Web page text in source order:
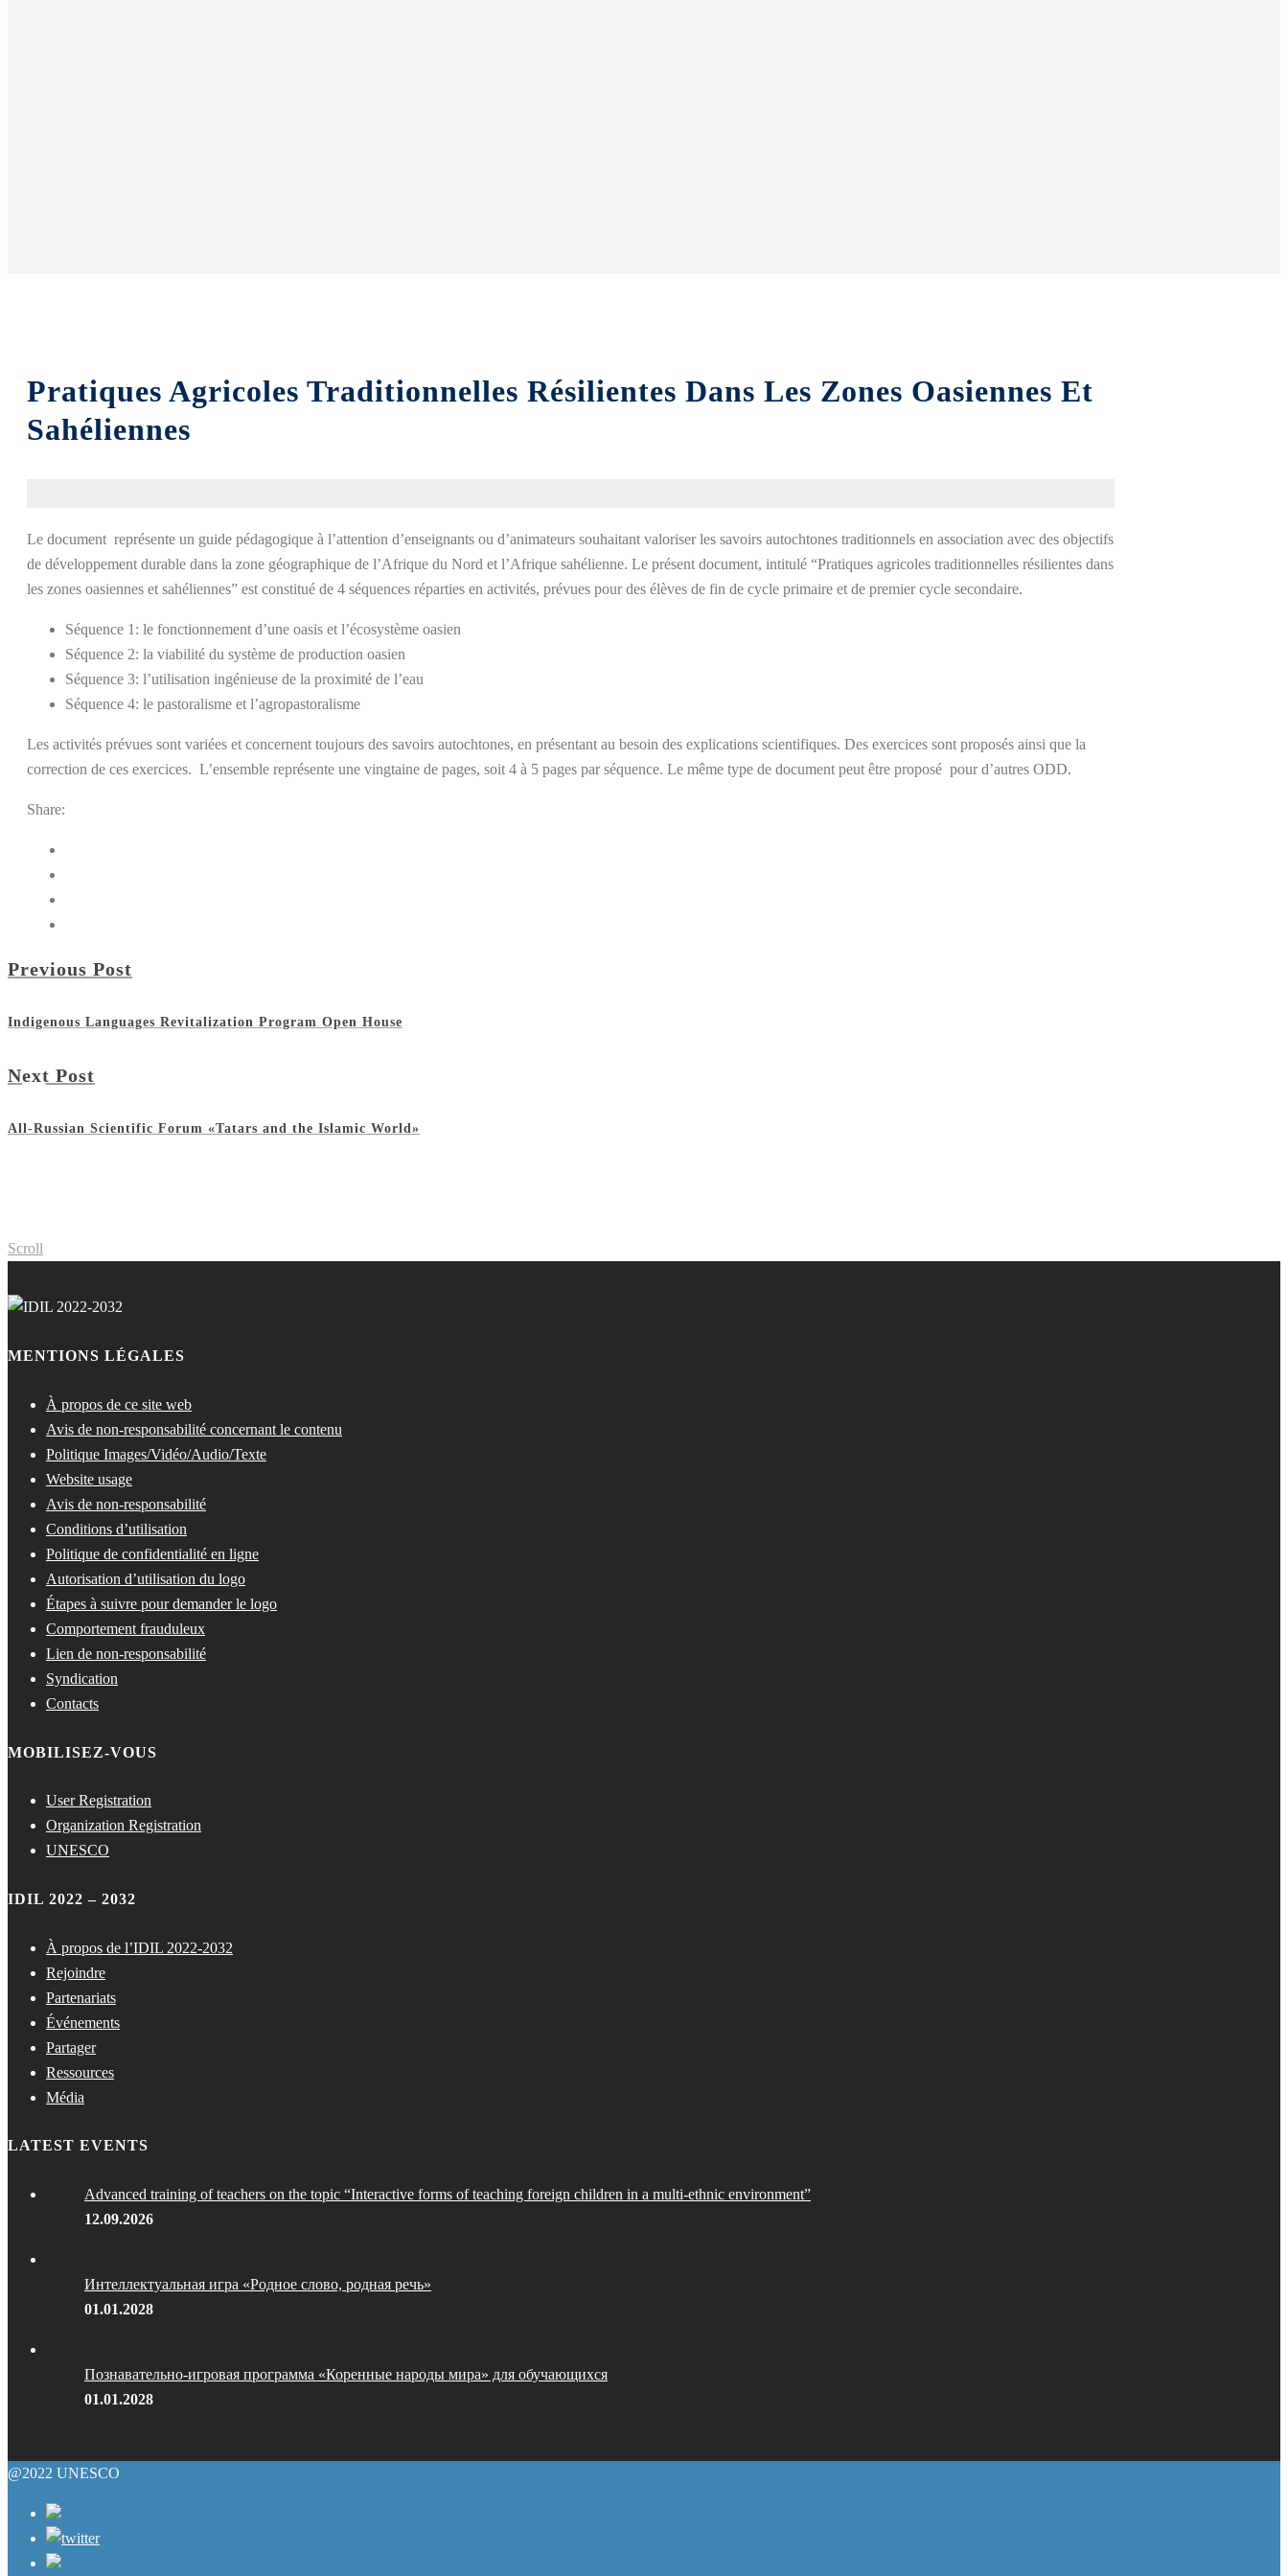
Pratiques Agricoles Traditionnelles Résilientes Dans Les Zones Oasiennes Et
Sahéliennes
Le document représente un guide pédagogique à l’attention d’enseignants ou d’animateurs souhaitant valoriser les savoirs autochtones traditionnels en association avec des objectifs
de développement durable dans la zone géographique de l’Afrique du Nord et l’Afrique sahélienne. Le présent document, intitulé “Pratiques agricoles traditionnelles résilientes dans
les zones oasiennes et sahéliennes” est constitué de 4 séquences réparties en activités, prévues pour des élèves de fin de cycle primaire et de premier cycle secondaire.
Séquence 1: le fonctionnement d’une oasis et l’écosystème oasien
Séquence 2: la viabilité du système de production oasien
Séquence 3: l’utilisation ingénieuse de la proximité de l’eau
Séquence 4: le pastoralisme et l’agropastoralisme
Les activités prévues sont variées et concernent toujours des savoirs autochtones, en présentant au besoin des explications scientifiques. Des exercices sont proposés ainsi que la
correction de ces exercices. L’ensemble représente une vingtaine de pages, soit 4 à 5 pages par séquence. Le même type de document peut être proposé pour d’autres ODD.
Share:
Previous Post
Indigenous Languages Revitalization Program Open House
Next Post
All-Russian Scientific Forum «Tatars and the Islamic World»
Scroll
MENTIONS LÉGALES
À propos de ce site web
Avis de non-responsabilité concernant le contenu
Politique Images/Vidéo/Audio/Texte
Website usage
Avis de non-responsabilité
Conditions d’utilisation
Politique de confidentialité en ligne
Autorisation d’utilisation du logo
Étapes à suivre pour demander le logo
Comportement frauduleux
Lien de non-responsabilité
Syndication
Contacts
MOBILISEZ-VOUS
User Registration
Organization Registration
UNESCO
IDIL 2022 – 2032
À propos de l’IDIL 2022-2032
Rejoindre
Partenariats
Événements
Partager
Ressources
Média
LATEST EVENTS
Advanced training of teachers on the topic “Interactive forms of teaching foreign children in a multi-ethnic environment”
12.09.2026
Интеллектуальная игра «Родное слово, родная речь»
01.01.2028
Познавательно-игровая программа «Коренные народы мира» для обучающихся
01.01.2028
@2022 UNESCO